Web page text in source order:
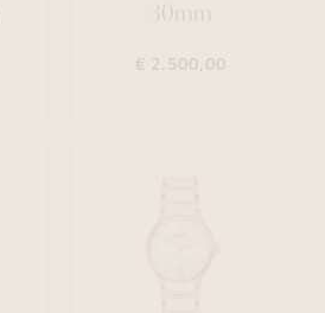
30mm
€ 2.500,00